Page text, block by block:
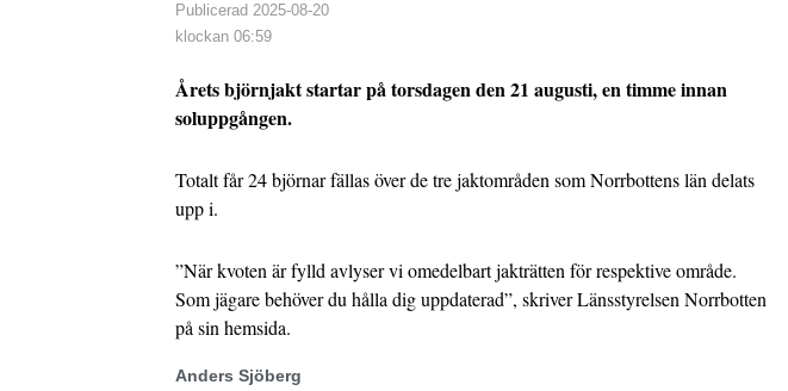
Publicerad 2025-08-20
klockan 06:59
Årets björnjakt startar på torsdagen den 21 augusti, en timme innan
soluppgången.
Totalt får 24 björnar fällas över de tre jaktområden som Norrbottens län delats
upp i.
”När kvoten är fylld avlyser vi omedelbart jakträtten för respektive område.
Som jägare behöver du hålla dig uppdaterad”, skriver Länsstyrelsen Norrbotten
på sin hemsida.
Anders Sjöberg